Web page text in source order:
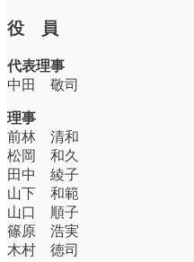
役 員
代表理事
中田 敬司
理事
前林 清和
松岡 和久
田中 綾子
山下 和範
山口 順子
篠原 浩実
木村 徳司